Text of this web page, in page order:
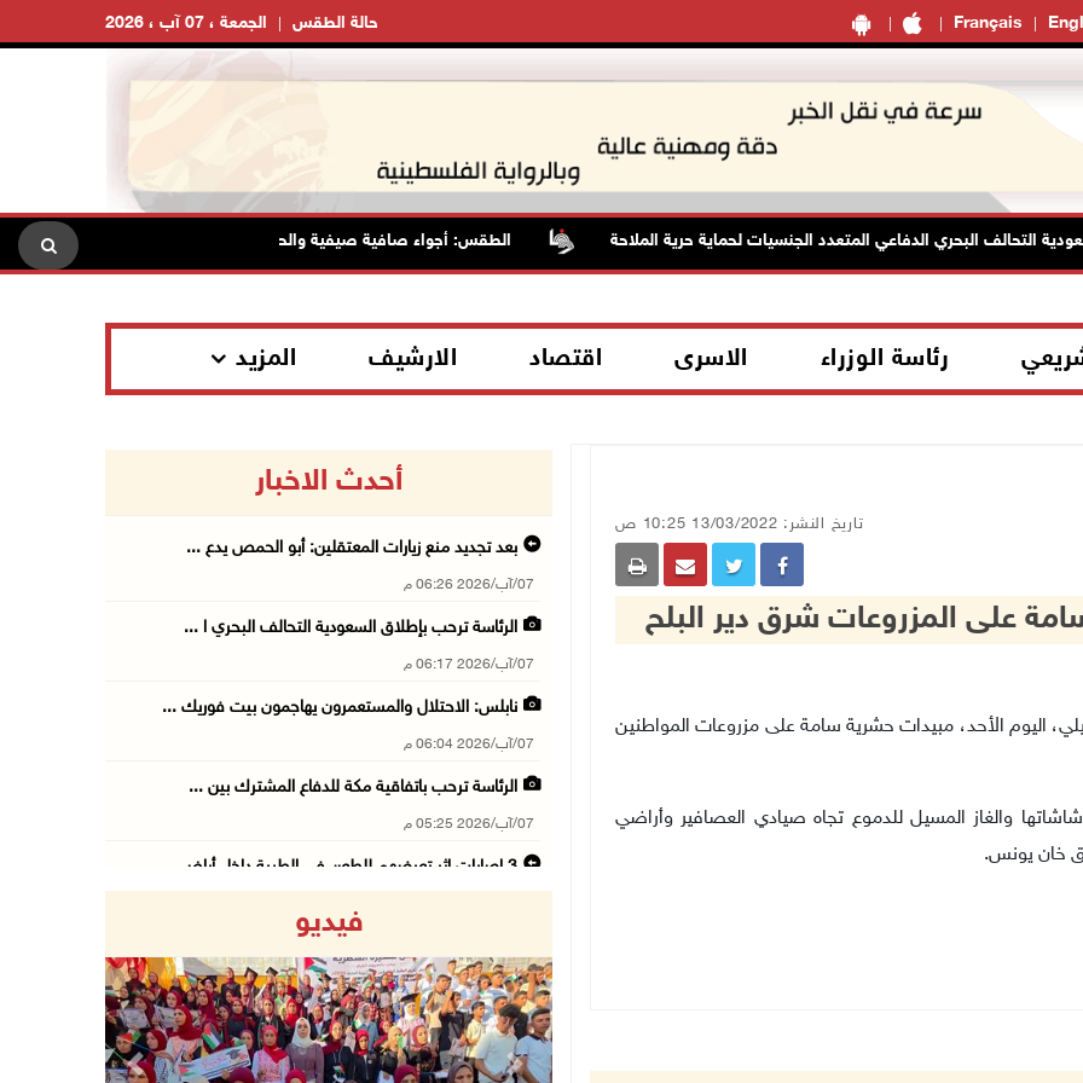
Français الجمعة ، 07 آب ، 2026 حالة الطقس
التحالف البحري الدفاعي المتعدد الجنسيات لحماية حرية الملاحة الطقس: أجواء صافية صيفية والحرارة حول معدلها العام
رئاسة الوزراء الاسرى اقتصاد الارشيف المزيد
تاريخ النشر: 13/03/2022 10:25 ص
على المزروعات شرق دير البلح
الإسرائيلي، اليوم الأحد، مبيدات حشرية سامة على مزروعات المواطنين
والغاز المسيل للدموع تجاه صيادي العصافير وأراضي
خان يونس.
أحدث الاخبار
بعد تجديد منع زيارات المعتقلين: أبو الحمص يدع ...
07/آب/2026 06:26 م
الرئاسة ترحب بإطلاق السعودية التحالف البحري ا ...
07/آب/2026 06:17 م
نابلس: الاحتلال والمستعمرون يهاجمون بيت فوريك ...
07/آب/2026 06:04 م
الرئاسة ترحب باتفاقية مكة للدفاع المشترك بين ...
07/آب/2026 05:25 م
3 إصابات إثر تعرضهم للطعن في الطيبة داخل أراض ...
07/آب/2026 03:31 م
السعودية وتركيا وباكستان توقع اتفاقية مكة للد ...
07/آب/2026 02:38 م
فيديو
Previous Next